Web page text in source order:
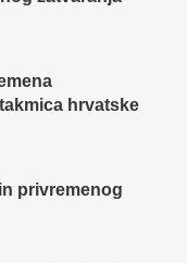
hrvatske
privremenog